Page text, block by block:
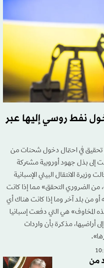
نفط روسي إليها عبر
تحقيق في احتمال دخول شحنات من
إلى بذل جهود أوروبية مشتركة
وزيرة الانتقال البيئي الإسبانية
من الضروري التحقق» مما إذا كانت
أو من بلد آخر وما إذا كانت هناك أي
المخاوف» هي التي دفعت إسبانيا
أراضيها، مذكرة بأن واردات
من